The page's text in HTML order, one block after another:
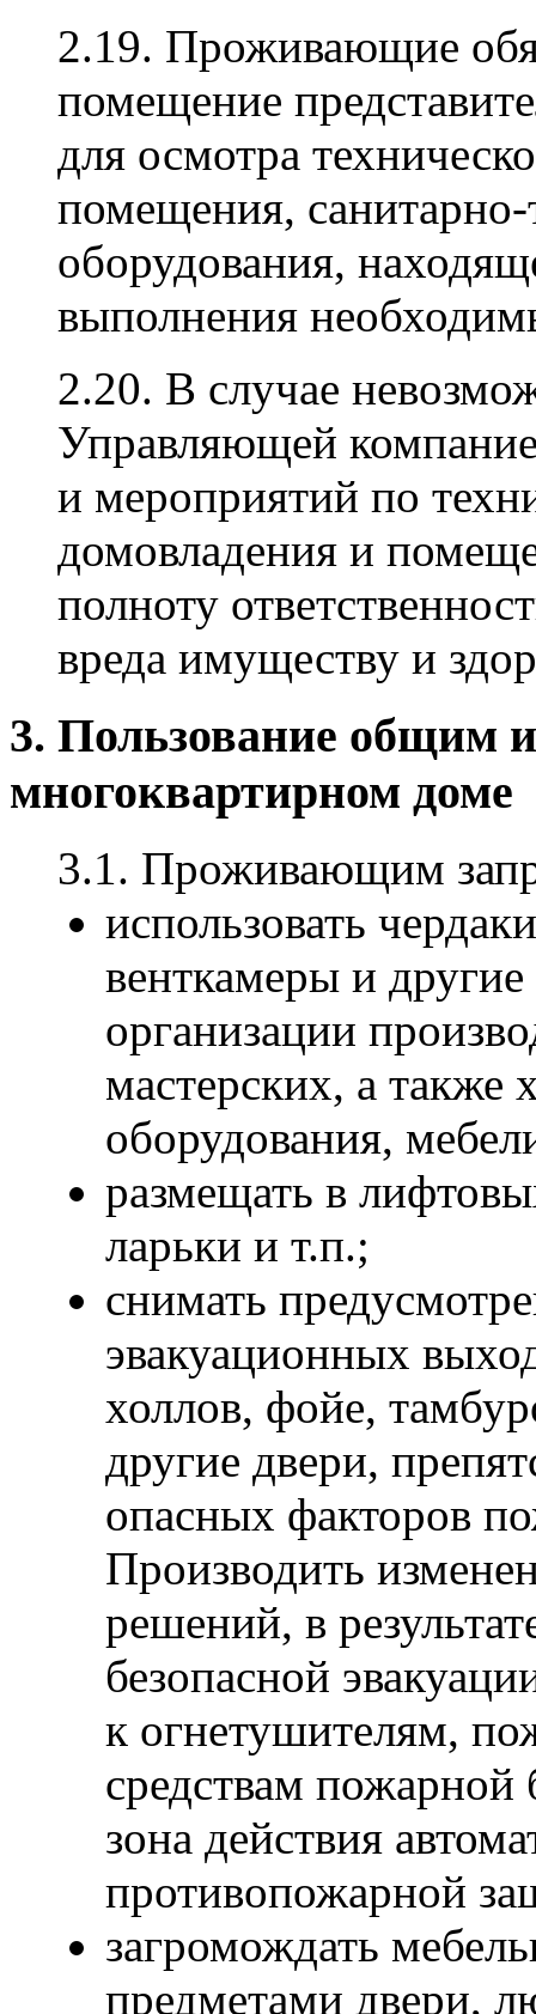
2.19. Проживающие
помещение
для осмотра
помещения, санитарно-
оборудования,
выполнения
2.20. В случае
Управляющей
и мероприятий по
домовладения и
полноту
вреда имуществу и
3. Пользование общим
многоквартирном доме
3.1. Проживающим
использовать
венткамеры и
организации
мастерских, а также
оборудования,
размещать в
ларьки и т.п.;
снимать
эвакуационных
холлов, фойе,
другие двери,
опасных факторов
Производить
решений, в
безопасной
к огнетушителям,
средствам пожарной
зона действия
противопожарной
загромождать
предметами двери,